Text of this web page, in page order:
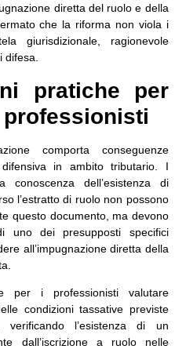
diretta del ruolo e della
che la riforma non viola i
giurisdizionale, ragionevole
pratiche per
comporta conseguenze
in ambito tributario. I
conoscenza dell’esistenza di
l’estratto di ruolo non possono
questo documento, ma devono
uno dei presupposti specifici
all’impugnazione diretta della
per i professionisti valutare
condizioni tassative previste
l’esistenza di un
dall’iscrizione a ruolo nelle